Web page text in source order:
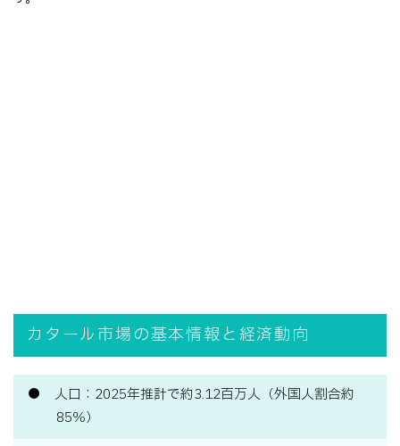
カタール市場の基本情報と経済動向
人口：2025年推計で約3.12百万人（外国人割合約
85％）